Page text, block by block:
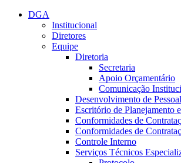
Conteúdo principal
DGA
Institucional
Diretores
Equipe
Diretoria
Secretaria
Apoio Orçamentário
Comunicação
Desenvolvimento de Pessoal
Escritório de Planejamento
Conformidades de
Conformidades de
Controle Interno
Serviços Técnicos